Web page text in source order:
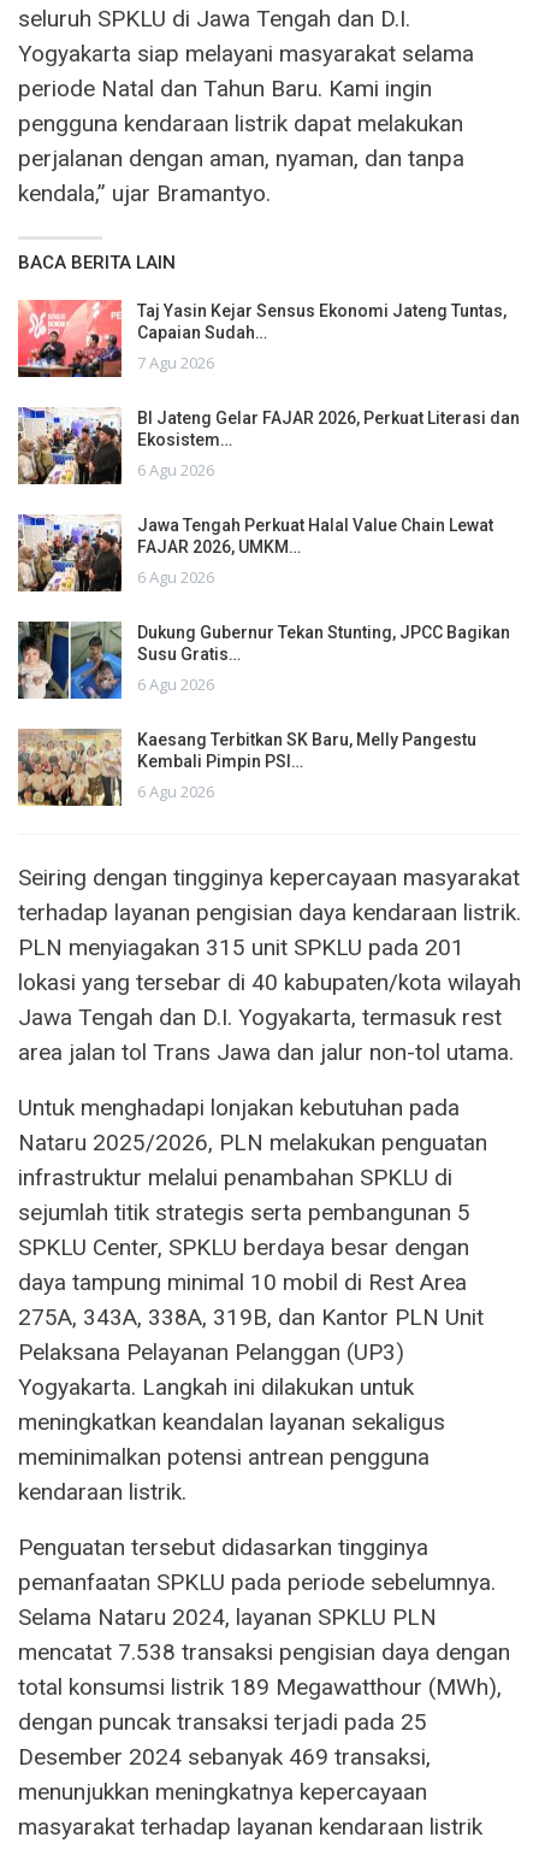
seluruh SPKLU di Jawa Tengah dan D.I.
Yogyakarta siap melayani masyarakat selama
periode Natal dan Tahun Baru. Kami ingin
pengguna kendaraan listrik dapat melakukan
perjalanan dengan aman, nyaman, dan tanpa
kendala,” ujar Bramantyo.
BACA BERITA LAIN
Taj Yasin Kejar Sensus Ekonomi Jateng Tuntas,
Capaian Sudah…
7 Agu 2026
BI Jateng Gelar FAJAR 2026, Perkuat Literasi dan
Ekosistem…
6 Agu 2026
Jawa Tengah Perkuat Halal Value Chain Lewat
FAJAR 2026, UMKM…
6 Agu 2026
Dukung Gubernur Tekan Stunting, JPCC Bagikan
Susu Gratis…
6 Agu 2026
Kaesang Terbitkan SK Baru, Melly Pangestu
Kembali Pimpin PSI…
6 Agu 2026
Seiring dengan tingginya kepercayaan masyarakat
terhadap layanan pengisian daya kendaraan listrik.
PLN menyiagakan 315 unit SPKLU pada 201
lokasi yang tersebar di 40 kabupaten/kota wilayah
Jawa Tengah dan D.I. Yogyakarta, termasuk rest
area jalan tol Trans Jawa dan jalur non-tol utama.
Untuk menghadapi lonjakan kebutuhan pada
Nataru 2025/2026, PLN melakukan penguatan
infrastruktur melalui penambahan SPKLU di
sejumlah titik strategis serta pembangunan 5
SPKLU Center, SPKLU berdaya besar dengan
daya tampung minimal 10 mobil di Rest Area
275A, 343A, 338A, 319B, dan Kantor PLN Unit
Pelaksana Pelayanan Pelanggan (UP3)
Yogyakarta. Langkah ini dilakukan untuk
meningkatkan keandalan layanan sekaligus
meminimalkan potensi antrean pengguna
kendaraan listrik.
Penguatan tersebut didasarkan tingginya
pemanfaatan SPKLU pada periode sebelumnya.
Selama Nataru 2024, layanan SPKLU PLN
mencatat 7.538 transaksi pengisian daya dengan
total konsumsi listrik 189 Megawatthour (MWh),
dengan puncak transaksi terjadi pada 25
Desember 2024 sebanyak 469 transaksi,
menunjukkan meningkatnya kepercayaan
masyarakat terhadap layanan kendaraan listrik